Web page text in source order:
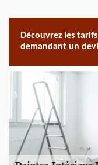
Découvrez les
demandant un